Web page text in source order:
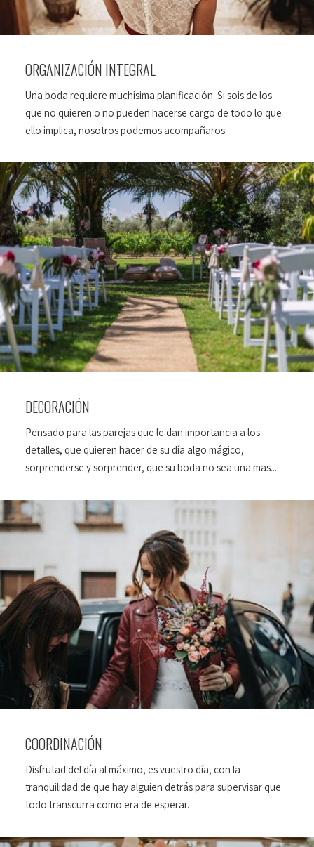
ORGANIZACIÓN INTEGRAL
Una boda requiere muchísima planificación. Si sois de los
que no quieren o no pueden hacerse cargo de todo lo que
ello implica, nosotros podemos acompañaros.
DECORACIÓN
Pensado para las parejas que le dan importancia a los
detalles, que quieren hacer de su día algo mágico,
sorprenderse y sorprender, que su boda no sea una mas...
COORDINACIÓN
Disfrutad del día al máximo, es vuestro día, con la
tranquilidad de que hay alguien detrás para supervisar que
todo transcurra como era de esperar.